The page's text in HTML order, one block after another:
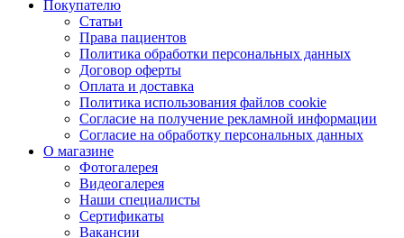
Покупателю
Статьи
Права пациентов
Политика обработки персональных данных
Договор оферты
Оплата и доставка
Политика использования файлов cookie
Согласие на получение рекламной информации
Согласие на обработку персональных данных
О магазине
Фотогалерея
Видеогалерея
Наши специалисты
Сертификаты
Вакансии